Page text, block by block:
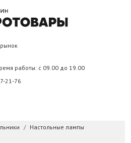
работы: с 09.00 до 19.00
21-76
Настольные лампы